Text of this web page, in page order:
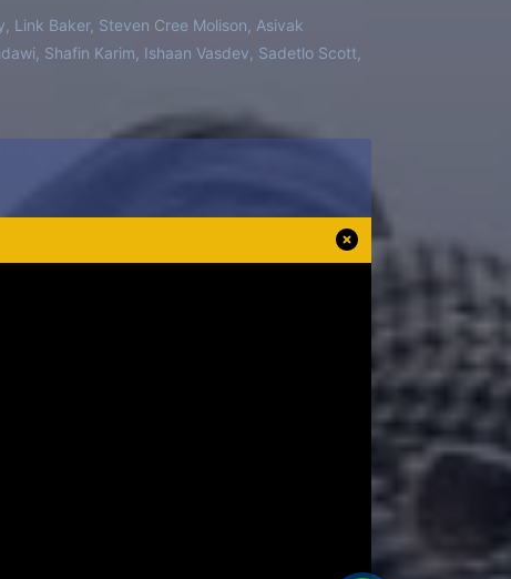
Link Baker, Steven Cree Molison, Asivak
Shafin Karim, Ishaan Vasdev, Sadetlo Scott,